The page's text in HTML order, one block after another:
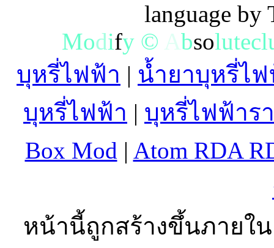
language
Modify © Absolutecl
บุหรี่ไฟฟ้า | น้ำยาบุหรี่ไ
บุหรี่ไฟฟ้า | บุหรี่ไฟฟ้าร
Box Mod | Atom RDA
หน้านี้ถูกสร้างขึ้นภายใน